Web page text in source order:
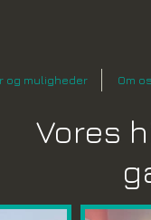
og muligheder Om os
Vores